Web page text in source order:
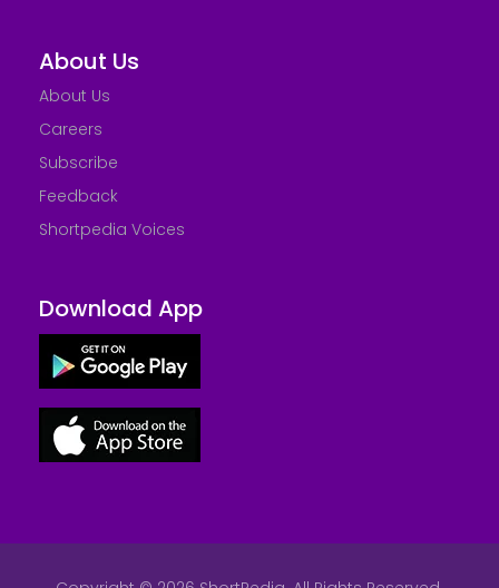
About Us
About Us
Careers
Subscribe
Feedback
Shortpedia Voices
Download App